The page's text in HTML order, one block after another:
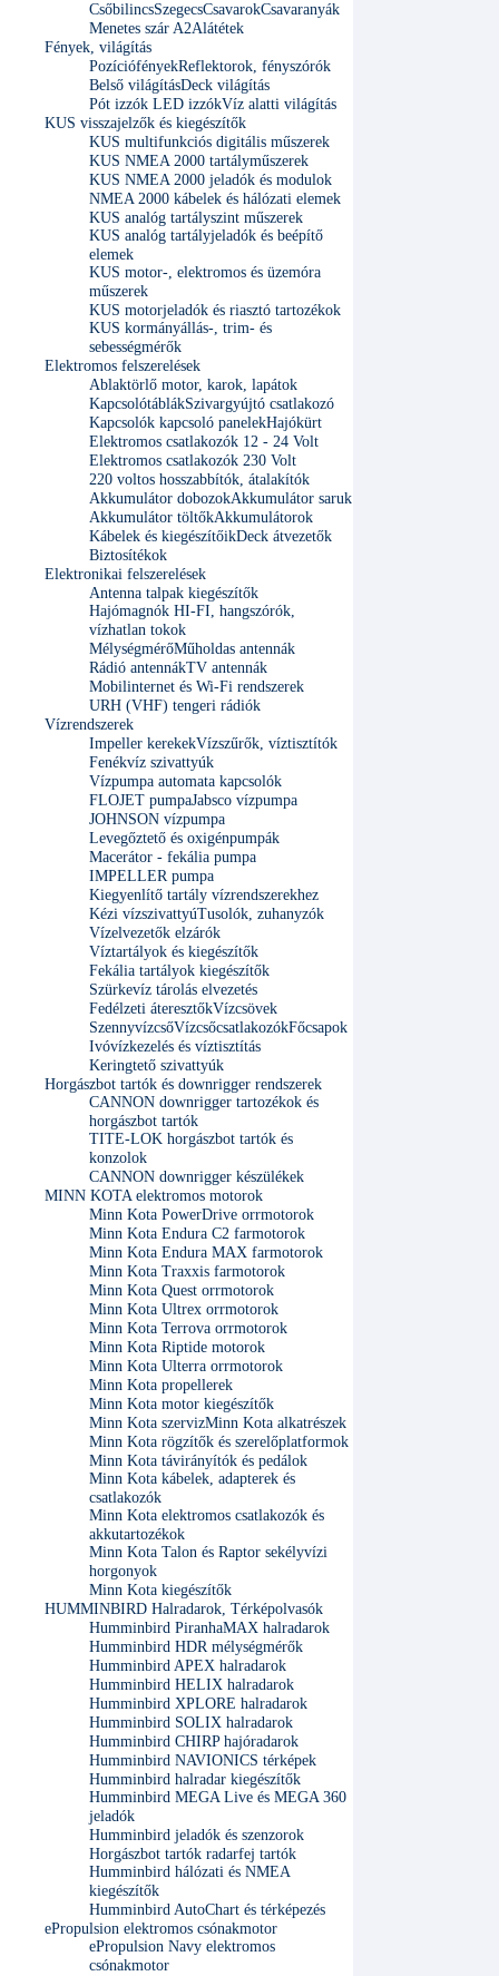
CsőbilincsSzegecsCsavarokCsavaranyák
Menetes szár A2Alátétek
Fények, világítás
PozíciófényekReflektorok, fényszórók
Belső világításDeck világítás
Pót izzók LED izzókVíz alatti világítás
KUS visszajelzők és kiegészítők
KUS multifunkciós digitális műszerek
KUS NMEA 2000 tartályműszerek
KUS NMEA 2000 jeladók és modulok
NMEA 2000 kábelek és hálózati elemek
KUS analóg tartályszint műszerek
KUS analóg tartályjeladók és beépítő
elemek
KUS motor-, elektromos és üzemóra
műszerek
KUS motorjeladók és riasztó tartozékok
KUS kormányállás-, trim- és
sebességmérők
Elektromos felszerelések
Ablaktörlő motor, karok, lapátok
KapcsolótáblákSzivargyújtó csatlakozó
Kapcsolók kapcsoló panelekHajókürt
Elektromos csatlakozók 12 - 24 Volt
Elektromos csatlakozók 230 Volt
220 voltos hosszabbítók, átalakítók
Akkumulátor dobozokAkkumulátor saruk
Akkumulátor töltőkAkkumulátorok
Kábelek és kiegészítőikDeck átvezetők
Biztosítékok
Elektronikai felszerelések
Antenna talpak kiegészítők
Hajómagnók HI-FI, hangszórók,
vízhatlan tokok
MélységmérőMűholdas antennák
Rádió antennákTV antennák
Mobilinternet és Wi-Fi rendszerek
URH (VHF) tengeri rádiók
Vízrendszerek
Impeller kerekekVízszűrők, víztisztítók
Fenékvíz szivattyúk
Vízpumpa automata kapcsolók
FLOJET pumpaJabsco vízpumpa
JOHNSON vízpumpa
Levegőztető és oxigénpumpák
Macerátor - fekália pumpa
IMPELLER pumpa
Kiegyenlítő tartály vízrendszerekhez
Kézi vízszivattyúTusolók, zuhanyzók
Vízelvezetők elzárók
Víztartályok és kiegészítők
Fekália tartályok kiegészítők
Szürkevíz tárolás elvezetés
Fedélzeti áteresztőkVízcsövek
SzennyvízcsőVízcsőcsatlakozókFőcsapok
Ivóvízkezelés és víztisztítás
Keringtető szivattyúk
Horgászbot tartók és downrigger rendszerek
CANNON downrigger tartozékok és
horgászbot tartók
TITE-LOK horgászbot tartók és
konzolok
CANNON downrigger készülékek
MINN KOTA elektromos motorok
Minn Kota PowerDrive orrmotorok
Minn Kota Endura C2 farmotorok
Minn Kota Endura MAX farmotorok
Minn Kota Traxxis farmotorok
Minn Kota Quest orrmotorok
Minn Kota Ultrex orrmotorok
Minn Kota Terrova orrmotorok
Minn Kota Riptide motorok
Minn Kota Ulterra orrmotorok
Minn Kota propellerek
Minn Kota motor kiegészítők
Minn Kota szervizMinn Kota alkatrészek
Minn Kota rögzítők és szerelőplatformok
Minn Kota távirányítók és pedálok
Minn Kota kábelek, adapterek és
csatlakozók
Minn Kota elektromos csatlakozók és
akkutartozékok
Minn Kota Talon és Raptor sekélyvízi
horgonyok
Minn Kota kiegészítők
HUMMINBIRD Halradarok, Térképolvasók
Humminbird PiranhaMAX halradarok
Humminbird HDR mélységmérők
Humminbird APEX halradarok
Humminbird HELIX halradarok
Humminbird XPLORE halradarok
Humminbird SOLIX halradarok
Humminbird CHIRP hajóradarok
Humminbird NAVIONICS térképek
Humminbird halradar kiegészítők
Humminbird MEGA Live és MEGA 360
jeladók
Humminbird jeladók és szenzorok
Horgászbot tartók radarfej tartók
Humminbird hálózati és NMEA
kiegészítők
Humminbird AutoChart és térképezés
ePropulsion elektromos csónakmotor
ePropulsion Navy elektromos
csónakmotor